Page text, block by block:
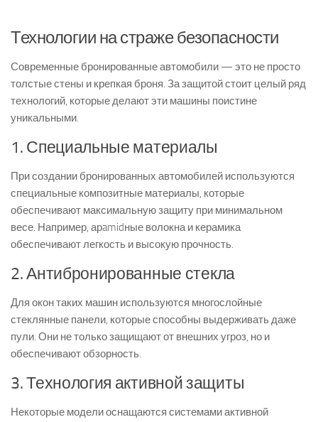
Технологии на страже безопасности
Современные бронированные автомобили — это не просто
толстые стены и крепкая броня. За защитой стоит целый ряд
технологий, которые делают эти машины поистине
уникальными.
1. Специальные материалы
При создании бронированных автомобилей используются
специальные композитные материалы, которые
обеспечивают максимальную защиту при минимальном
весе. Например, арamidные волокна и керамика
обеспечивают легкость и высокую прочность.
2. Антибронированные стекла
Для окон таких машин используются многослойные
стеклянные панели, которые способны выдерживать даже
пули. Они не только защищают от внешних угроз, но и
обеспечивают обзорность.
3. Технология активной защиты
Некоторые модели оснащаются системами активной